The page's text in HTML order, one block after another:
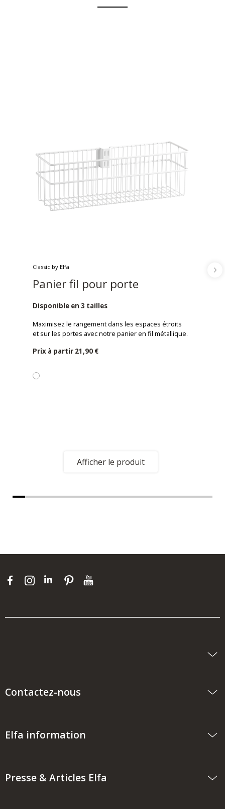
Classic by Elfa
Panier fil pour porte
Disponible en 3 tailles
Maximisez le rangement dans les espaces étroits
et sur les portes avec notre panier en fil métallique.
Prix ​​à partir 21,90 €
Afficher le produit
Contactez-nous
Elfa information
Presse & Articles Elfa